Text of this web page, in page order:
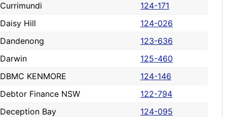
Currimundi
124-171
Daisy Hill
124-026
Dandenong
123-636
Darwin
125-460
DBMC KENMORE
124-146
Debtor Finance NSW
122-794
Deception Bay
124-095